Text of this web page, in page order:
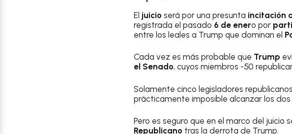
El juicio será por una presunta incitación
registrada el pasado 6 de enero por
entre los leales a Trump que dominan el
Cada vez es más probable que Trump
el Senado, cuyos miembros -50
Solamente cinco legisladores republicanos
prácticamente imposible alcanzar los
Pero es seguro que en el marco del juicio
Republicano tras la derrota de Trump.